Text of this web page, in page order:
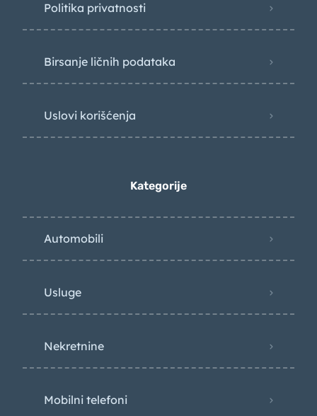
Politika privatnosti
Birsanje ličnih podataka
Uslovi korišćenja
Kategorije
Automobili
Usluge
Nekretnine
Mobilni telefoni